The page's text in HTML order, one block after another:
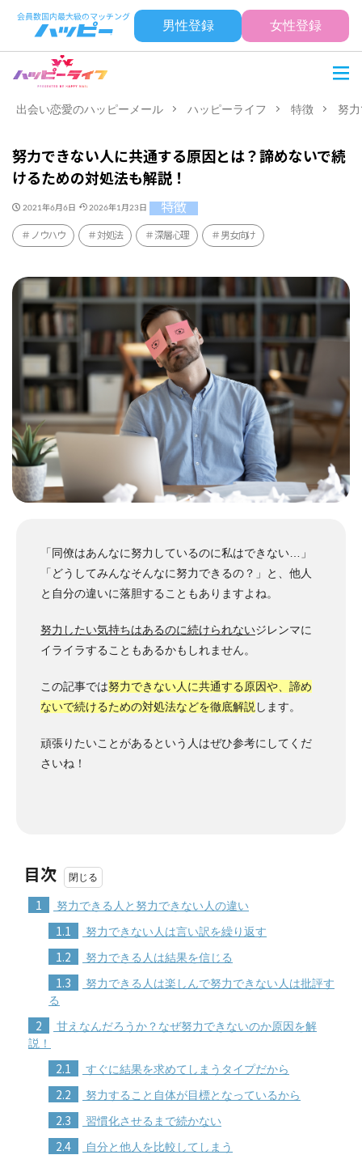
男性登録 女性登録
出会い恋愛のハッピーメール ハッピーライフ 特徴 努
努力できない人に共通する原因とは？諦めないで続
けるための対処法も解説！
2021年6月6日 2026年1月23日 特徴
ノウハウ 対処法 深層心理 男女向け
「同僚はあんなに努力しているのに私はできない…」
「どうしてみんなそんなに努力できるの？」と、他人
と自分の違いに落胆することもありますよね。
努力したい気持ちはあるのに続けられないジレンマに
イライラすることもあるかもしれません。
この記事では努力できない人に共通する原因や、諦め
ないで続けるための対処法などを徹底解説 します。
頑張りたいことがあるという人はぜひ参考にしてくだ
さいね！
目次
1 努力できる人と努力できない人の違い
1.1 努力できない人は言い訳を繰り返す
1.2 努力できる人は結果を信じる
1.3
努力できる人は楽しんで努力できない人は批評す
る
2
甘えなんだろうか？なぜ努力できないのか原因を解
説！
2.1 すぐに結果を求めてしまうタイプだから
2.2 努力すること自体が目標となっているから
2.3 習慣化させるまで続かない
2.4 自分と他人を比較してしまう